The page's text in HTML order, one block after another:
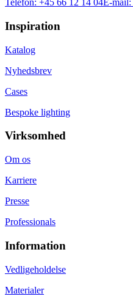
Telefon: +45 66 12 14 04E-mail:
Inspiration
Katalog
Nyhedsbrev
Cases
Bespoke lighting
Virksomhed
Om os
Karriere
Presse
Professionals
Information
Vedligeholdelse
Materialer